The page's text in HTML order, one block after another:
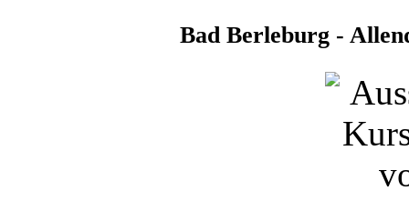
Bad Berleburg -